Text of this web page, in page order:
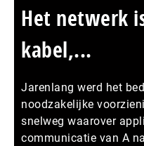
Het netwerk
kabel,...
Jarenlang werd het
noodzakelijke
snelweg waarover
communicatie van A